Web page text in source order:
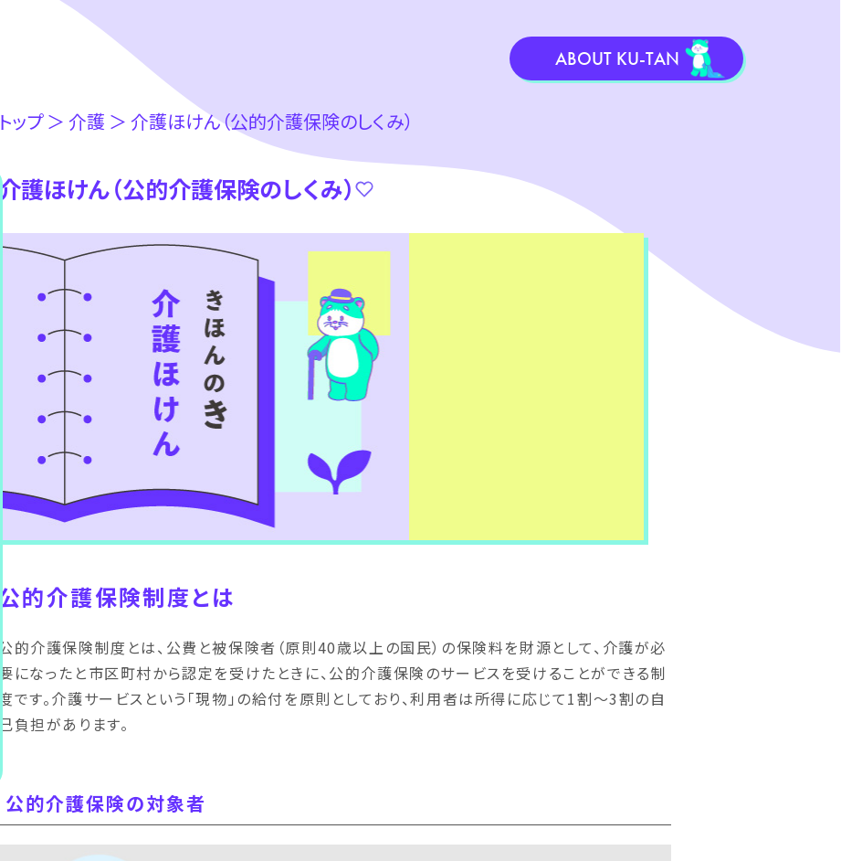
ABOUT KU-TAN
トップ＞ 介護 ＞ 介護ほけん（公的介護保険のしくみ）
介護ほけん（公的介護保険のしくみ）
公的介護保険制度とは
公的介護保険制度とは、公費と被保険者（原則40歳以上の国民）の保険料を財源として、介護が必
要になったと市区町村から認定を受けたときに、公的介護保険のサービスを受けることができる制
度です。介護サービスという「現物」の給付を原則としており、利用者は所得に応じて1割〜3割の自
己負担があります。
公的介護保険の対象者